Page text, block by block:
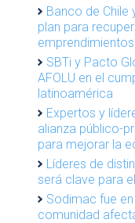
Banco de Chile
plan para
SBTi y Pacto
AFOLU en el
latinoamérica
Expertos y
alianza público-
para mejorar la
Líderes de
será clave para
Sodimac fue
comunidad